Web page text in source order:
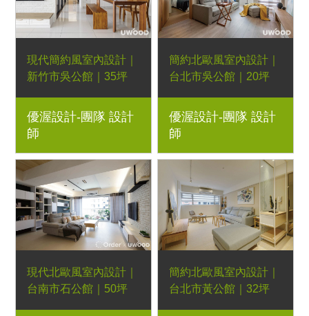
現代簡約風室內設計｜
新竹市吳公館｜35坪
3房2廳｜系統櫃、現代
沙發、實木餐桌、實木
餐椅、實木衣櫃、實木
書桌、柚木家具｜室內
設計、室內裝潢、舊屋
翻新、新屋裝潢、實木
家具規劃
優渥設計-團隊 設計
師
簡約北歐風室內設計｜
台北市吳公館｜20坪
3房2廳｜系統櫃、現代
沙發、梣木實木休閒
椅、綠色床墊、實木地
板、電視收納櫃、軌道
燈、油漆｜小坪數規
劃、室內設計、室內裝
潢、舊屋翻新、新屋裝
潢、實木家具規劃
優渥設計-團隊 設計
師
現代北歐風室內設計｜
台南市石公館｜50坪
系統櫃、梣木餐桌、餐
簡約北歐風室內設計｜
台北市黃公館｜32坪
系統櫃、現代沙發、梣